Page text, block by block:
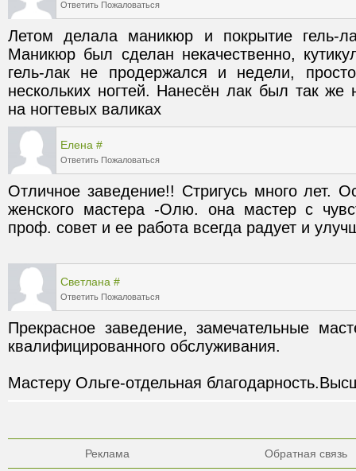
Ответить Пожаловаться
Летом делала маникюр и покрытие гель-
Маникюр был сделан некачественно,
гель-лак не продержался и недели,
нескольких ногтей. Нанесён лак был так же
на ногтевых валиках
Елена #
Ответить Пожаловаться
Отличное заведение!! Стригусь много лет.
женского мастера -Олю. она мастер с
Светлана #
Ответить Пожаловаться
Прекрасное заведение, замечательные
Мастеру Ольге-отдельная
Реклама Обратная связь